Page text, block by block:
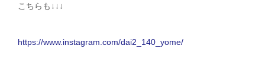
こちらも↓↓↓
https://www.instagram.com/dai2_140_yome/